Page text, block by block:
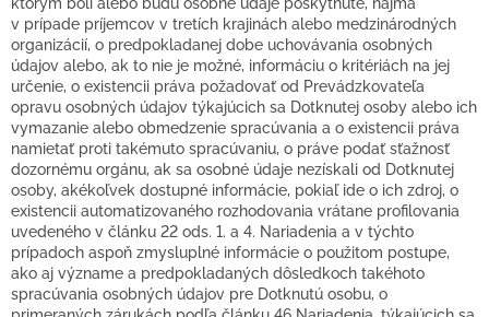
ktorým boli alebo budú osobné údaje poskytnuté, najmä
v prípade príjemcov v tretích krajinách alebo medzinárodných
organizácií, o predpokladanej dobe uchovávania osobných
údajov alebo, ak to nie je možné, informáciu o kritériách na jej
určenie, o existencii práva požadovať od Prevádzkovateľa
opravu osobných údajov týkajúcich sa Dotknutej osoby alebo ich
vymazanie alebo obmedzenie spracúvania a o existencii práva
namietať proti takémuto spracúvaniu, o práve podať sťažnosť
dozornému orgánu, ak sa osobné údaje nezískali od Dotknutej
osoby, akékoľvek dostupné informácie, pokiaľ ide o ich zdroj, o
existencii automatizovaného rozhodovania vrátane profilovania
uvedeného v článku 22 ods. 1. a 4. Nariadenia a v týchto
prípadoch aspoň zmysluplné informácie o použitom postupe,
ako aj význame a predpokladaných dôsledkoch takéhoto
spracúvania osobných údajov pre Dotknutú osobu, o